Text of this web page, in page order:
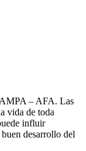
– AFA. Las
vida de toda
influir
desarrollo del